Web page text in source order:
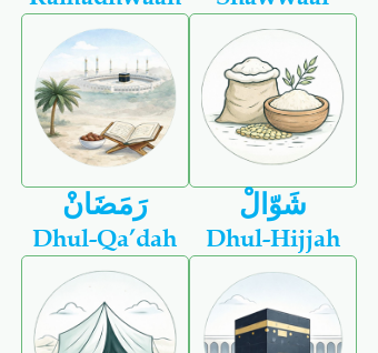
رَمَضَانْ شَوّالْ
Dhul-Qa’dah Dhul-Hijjah